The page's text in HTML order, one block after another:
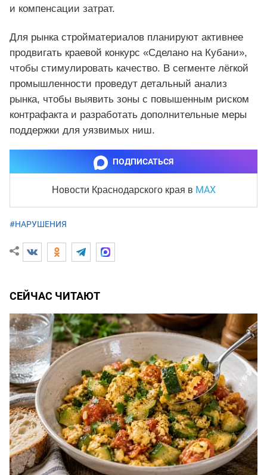
и компенсации затрат.
Для рынка стройматериалов планируют активнее
продвигать краевой конкурс «Сделано на Кубани»,
чтобы стимулировать качество. В сегменте лёгкой
промышленности проведут детальный анализ
рынка, чтобы выявить зоны с повышенным риском
контрафакта и разработать дополнительные меры
поддержки для уязвимых ниш.
ПОДПИСАТЬСЯ
Новости Краснодарского края в MAX
#НАРУШЕНИЯ
СЕЙЧАС ЧИТАЮТ